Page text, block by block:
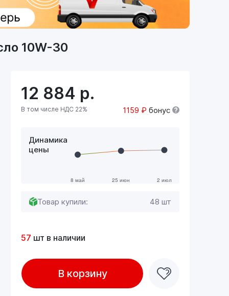
10W-30
12 884 р.
В том числе НДС 22% 1159 ₽ бонус
Динамика
цены
Товар купили: 48 шт
57 шт в наличии
В корзину